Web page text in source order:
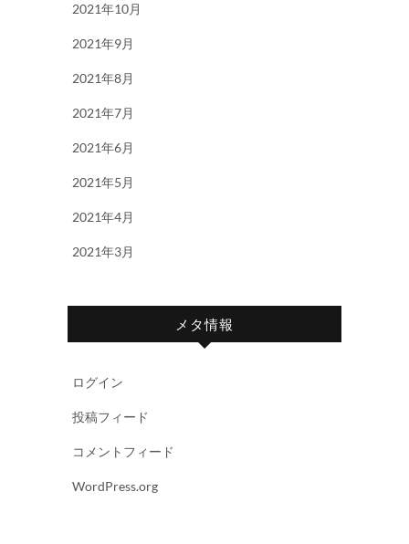
2021年10月
2021年9月
2021年8月
2021年7月
2021年6月
2021年5月
2021年4月
2021年3月
メタ情報
ログイン
投稿フィード
コメントフィード
WordPress.org